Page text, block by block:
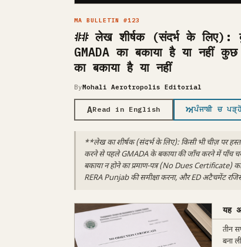
MA BULLETIN #123
## लेख शीर्षक (संदर्भ के लिए):
GMADA का बकाया है या नहीं
का बकाया है या नहीं
ByMohali Aerotropolis Editorial
ARead in English ਅਪੰਜਾਬੀ ਚ
**लेख का शीर्षक (संदर्भ के लिए): किसी भी चीज़ पर
करने से पहले GMADA के बकाया की जाँच करने में पाँच
बकाया न होने का प्रमाण-पत्र (No Dues Certificate)
RERA Punjab की समीक्षा करना, और ED अटैचमेंट
यह
तीन
बना